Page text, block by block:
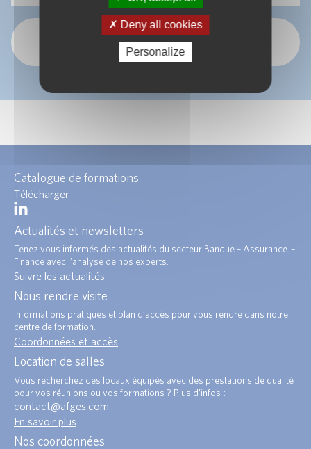
OK
Catalogue de formations
Télécharger
Actualités et newsletters
Tenez vous informés des actualités du secteur Banque – Assurance –
Finance avec l’analyse de nos experts.
Suivre les actualités
Nous rendre visite
Informations pratiques et plan d’accès pour vous rendre dans notre
centre de formation.
Coordonnées et accès
Location de salles
Vous recherchez des locaux équipés avec des prestations de qualité
pour vos réunions ou vos formations ? Plus d’infos :
contact@afges.com
En savoir plus
Nos coordonnées
Deny all cookies
Personalize